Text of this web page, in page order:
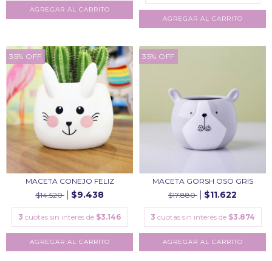
AGREGAR AL CARRITO
AGREGAR AL CARRITO
35% OFF
MACETA CONEJO FELIZ
$14.520
$9.438
3 cuotas sin interés de $3.146
35% OFF
MACETA GORSH OSO GRIS
$17.880
$11.622
3 cuotas sin interés de $3.874